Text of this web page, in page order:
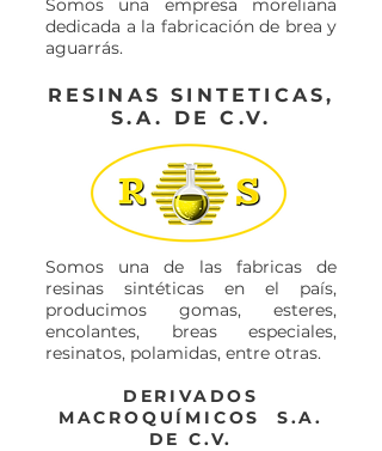
Somos una empresa moreliana
dedicada a la fabricación de brea y
aguarrás.
RESINAS SINTETICAS,
S.A. DE C.V.
Somos una de las fabricas de
resinas sintéticas en el país,
producimos gomas, esteres,
encolantes, breas especiales,
resinatos, polamidas, entre otras.
DERIVADOS
MACROQUÍMICOS S.A.
DE C.V.